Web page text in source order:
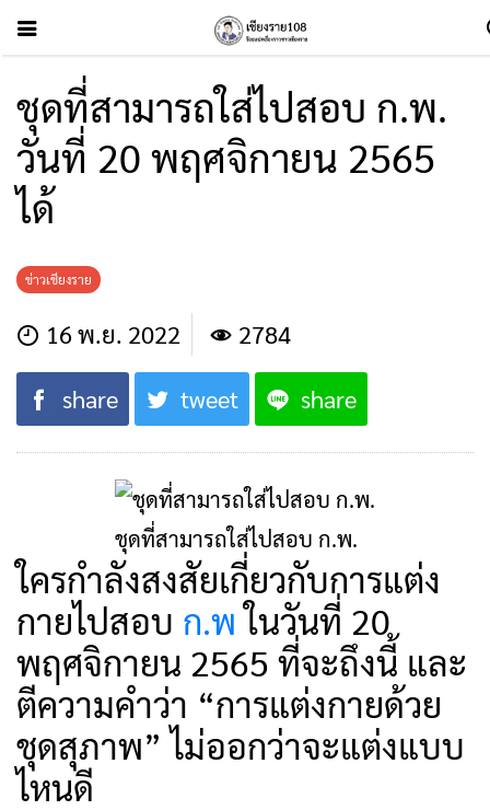
ชุดที่สามารถใส่ไปสอบ ก.พ.
วันที่ 20 พฤศจิกายน 2565
ได้
ข่าวเชียงราย
16 พ.ย. 2022 2784
share tweet share
ชุดที่สามารถใส่ไปสอบ ก.พ.
ใครกำลังสงสัยเกี่ยวกับการแต่ง
กายไปสอบ ก.พในวันที่ 20
พฤศจิกายน 2565 ที่จะถึงนี้ และ
ตีความคำว่า “การแต่งกายด้วย
ชุดสุภาพ” ไม่ออกว่าจะแต่งแบบ
ไหนดี